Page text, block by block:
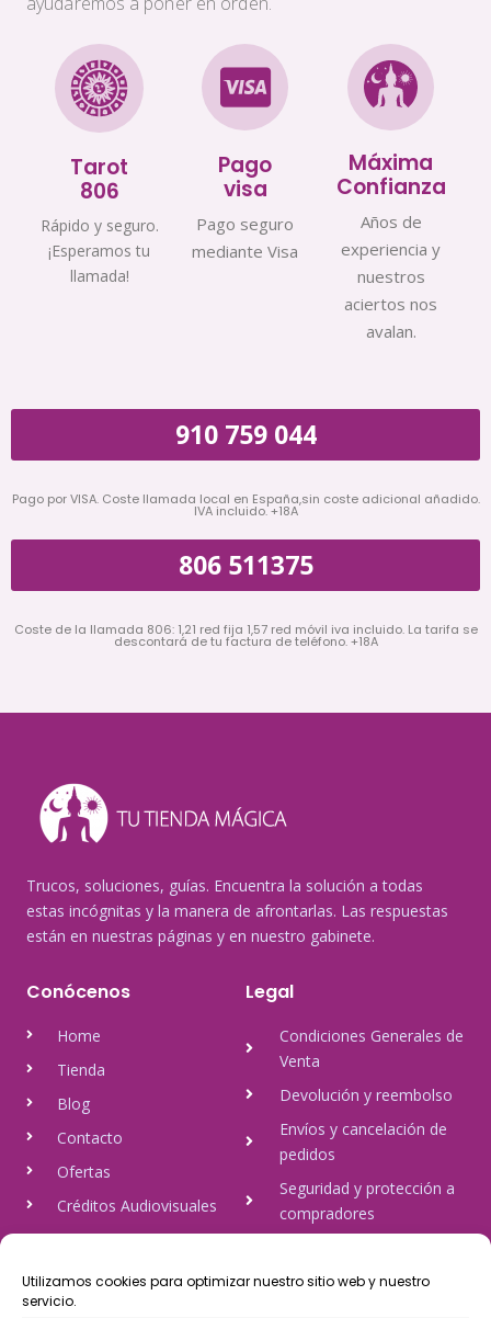
Utilizamos cookies para optimizar nuestro sitio web y nuestro
servicio.
Tarot
806
Rápido y seguro.
¡Esperamos tu
llamada!
Pago
visa
Pago seguro
mediante Visa
Máxima
Confianza
Años de
experiencia y
nuestros
aciertos nos
avalan.
910 759 044
Pago por VISA. Coste llamada local en España,sin coste adicional añadido.
IVA incluido. +18A
806 511375
Coste de la llamada 806: 1,21 red fija 1,57 red móvil iva incluido. La tarifa se
descontará de tu factura de teléfono. +18A
Trucos, soluciones, guías. Encuentra la solución a todas
estas incógnitas y la manera de afrontarlas. Las respuestas
están en nuestras páginas y en nuestro gabinete.
Conócenos
Home
Tienda
Blog
Contacto
Ofertas
Créditos Audiovisuales
tulineamagica.com
Legal
Condiciones Generales de
Venta
Devolución y reembolso
Envíos y cancelación de
pedidos
Seguridad y protección a
compradores
Política de cookies